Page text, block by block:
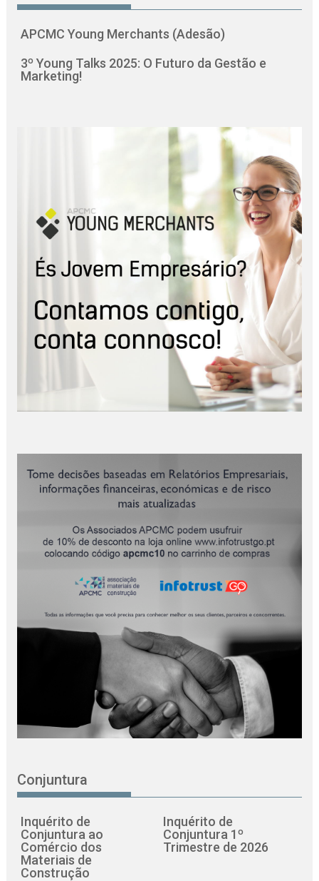
APCMC Young Merchants (Adesão)
3º Young Talks 2025: O Futuro da Gestão e
Marketing!
Conjuntura
Inquérito de
Conjuntura ao
Comércio dos
Materiais de
Construção
Inquérito de
Conjuntura 1º
Trimestre de 2026